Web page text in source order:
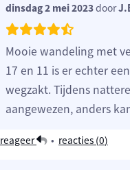
dinsdag 2 mei 2023door
Mooie wandeling met
17 en 11 is er echter
wegzakt. Tijdens
aangewezen, anders
reageer • reacties (0)